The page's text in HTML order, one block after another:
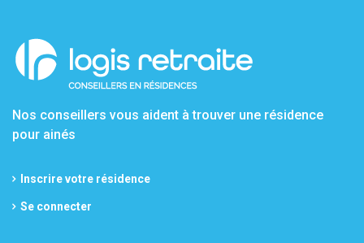
Nos conseillers vous aident à trouver une résidence
pour ainés
Inscrire votre résidence
Se connecter